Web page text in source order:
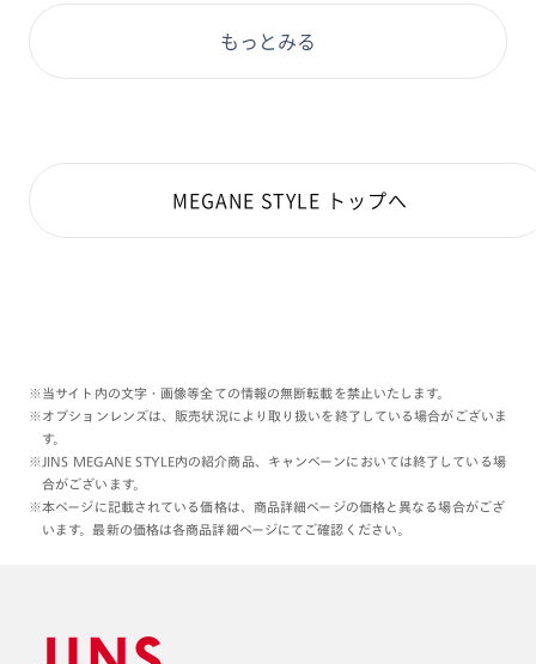
もっとみる
MEGANE STYLE トップへ
※当サイト内の文字・画像等全ての情報の無断転載を禁止いたします。
※オプションレンズは、販売状況により取り扱いを終了している場合がございま
す。
※JINS MEGANE STYLE内の紹介商品、キャンペーンにおいては終了している場
合がございます。
※本ページに記載されている価格は、商品詳細ページの価格と異なる場合がござ
います。最新の価格は各商品詳細ページにてご確認ください。